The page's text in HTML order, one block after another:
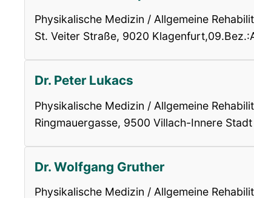
Physikalische Medizin / Allgemeine
St. Veiter Straße, 9020
Dr. Peter Lukacs
Physikalische Medizin / Allgemeine
Ringmauergasse, 9500 Villach-Innere Stadt
Dr. Wolfgang Gruther
Physikalische Medizin / Allgemeine